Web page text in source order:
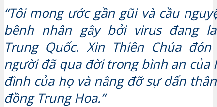
“Tôi mong ước gần gũi và cầu
bệnh nhân gây bởi virus đang
Trung Quốc. Xin Thiên Chúa
người đã qua đời trong bình an của
đình của họ và nâng đỡ sự dấn
đồng Trung Hoa.”